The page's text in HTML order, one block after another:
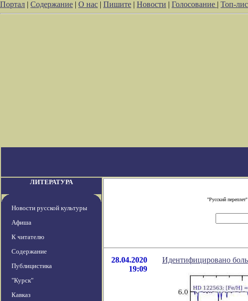
Портал | Содержание | О нас | Пишите | Новости | Голосование | Топ-
ЛИТЕРАТУРА
Новости русской культуры
Афиша
К читателю
Содержание
Публицистика
"Курск"
Кавказ
"Русский
28.04.2020
19:09
Идентифицировано